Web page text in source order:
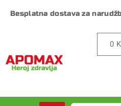
Besplatna dostava za
0